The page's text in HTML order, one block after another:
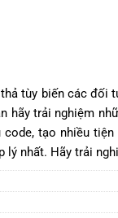
tùy biến các đối
hãy trải nghiệm
tạo nhiều tiện
nhất. Hãy trải